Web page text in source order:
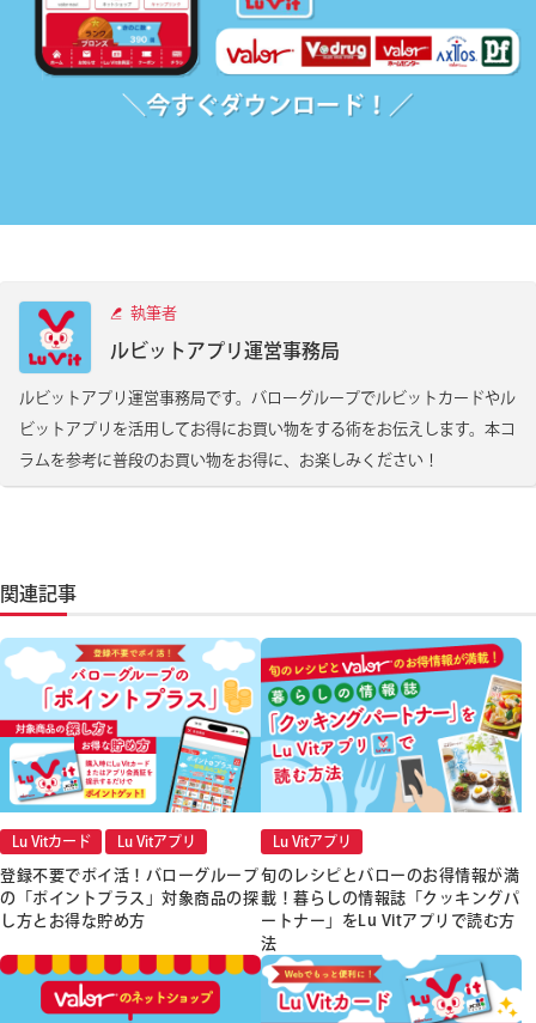
執筆者
ルビットアプリ運営事務局
ルビットアプリ運営事務局です。バローグループでルビットカードやル
ビットアプリを活用してお得にお買い物をする術をお伝えします。本コ
ラムを参考に普段のお買い物をお得に、お楽しみください！
関連記事
Lu Vitカード Lu Vitアプリ
登録不要でポイ活！バローグループ
の「ポイントプラス」対象商品の探
し方とお得な貯め方
Lu Vitアプリ
旬のレシピとバローのお得情報が満
載！暮らしの情報誌「クッキングパ
ートナー」をLu Vitアプリで読む方
法